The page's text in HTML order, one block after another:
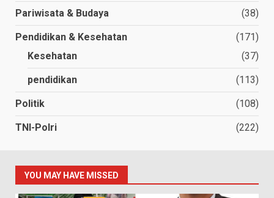
Pariwisata & Budaya (38)
Pendidikan & Kesehatan
(171)
Kesehatan
(37)
pendidikan (113)
Politik (108)
TNI-Polri (222)
YOU MAY HAVE MISSED